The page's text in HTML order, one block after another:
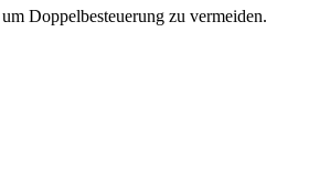
Doppelbesteuerung zu vermeiden.